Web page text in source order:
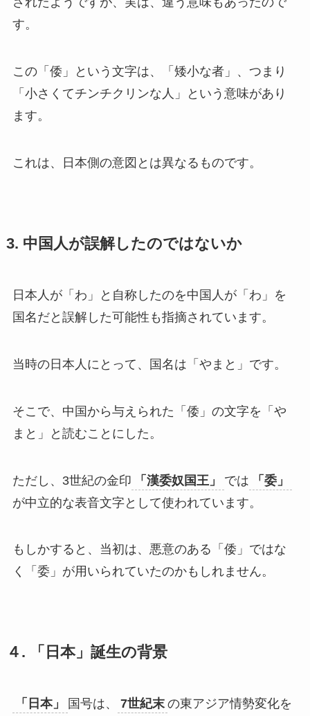
す。
この「倭」という文字は、「矮小な者」、つまり
「小さくてチンチクリンな人」という意味があり
ます。
これは、日本側の意図とは異なるものです。
3. 中国人が誤解したのではないか
日本人が「わ」と自称したのを中国人が「わ」を
国名だと誤解した可能性も指摘されています。
当時の日本人にとって、国名は「やまと」です。
そこで、中国から与えられた「倭」の文字を「や
まと」と読むことにした。
ただし、3世紀の金印 「漢委奴国王」 では
「委」
が中立的な表音文字として使われています。
もしかすると、当初は、悪意のある「倭」ではな
く「委」が用いられていたのかもしれません。
４. 「日本」誕生の背景
「日本」 国号は、 7世紀末 の東アジア情勢変化を